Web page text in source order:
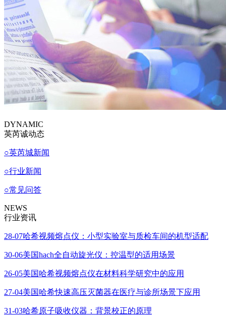
DYNAMIC
英芮诚动态
○英芮城新闻
○行业新闻
○常见问答
NEWS
行业资讯
28-07哈希视频熔点仪：小型实验室与质检车间的机型适配
30-06美国hach全自动旋光仪：控温型的适用场景
26-05美国哈希视频熔点仪在材料科学研究中的应用
27-04美国哈希快速高压灭菌器在医疗与诊所场景下应用
31-03哈希原子吸收仪器：背景校正的原理